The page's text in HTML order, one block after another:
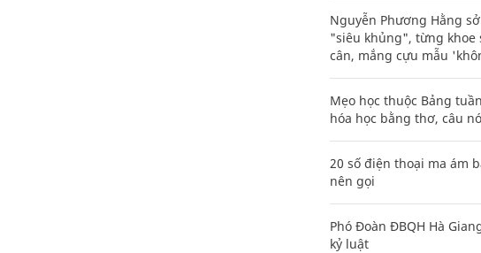
Nguyễn Phương Hằng
"siêu khủng", từng khoe
cân, mắng cựu mẫu
Mẹo học thuộc Bảng
hóa học bằng thơ, câu
20 số điện thoại ma ám
nên gọi
Phó Đoàn ĐBQH Hà
kỷ luật